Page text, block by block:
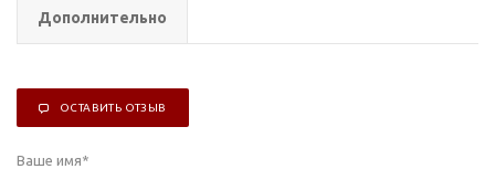
Дополнительно
ОСТАВИТЬ ОТЗЫВ
Ваше имя*